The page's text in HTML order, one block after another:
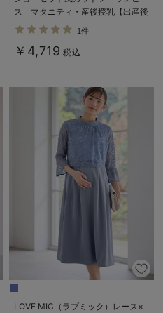
ス マタニティ・産後授乳【出産後
も長く使える】Rosemadame（ロ
1件
￥4,719 税込
LOVE MIC（ラブミック）レース×